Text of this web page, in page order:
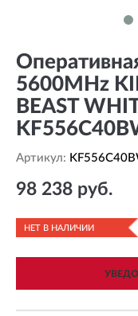
5600MHz
BEAST
Артикул:
98 238 руб.
НЕТ В НАЛИЧИИ